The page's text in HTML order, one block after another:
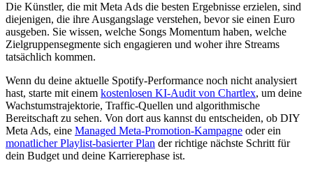
Die Künstler, die mit Meta Ads die besten Ergebnisse erzielen, sind
diejenigen, die ihre Ausgangslage verstehen, bevor sie einen Euro
ausgeben. Sie wissen, welche Songs Momentum haben, welche
Zielgruppensegmente sich engagieren und woher ihre Streams
tatsächlich kommen.
Wenn du deine aktuelle Spotify-Performance noch nicht analysiert
hast, starte mit einem kostenlosen KI-Audit von Chartlex, um deine
Wachstumstrajektorie, Traffic-Quellen und algorithmische
Bereitschaft zu sehen. Von dort aus kannst du entscheiden, ob DIY
Meta Ads, eine Managed Meta-Promotion-Kampagne oder ein
monatlicher Playlist-basierter Plan der richtige nächste Schritt für
dein Budget und deine Karrierephase ist.